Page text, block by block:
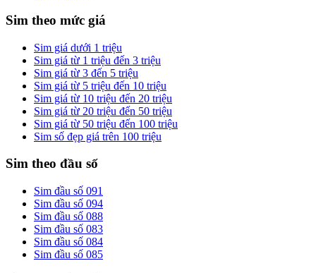
Sim theo mức giá
Sim giá dưới 1 triệu
Sim giá từ 1 triệu đến 3 triệu
Sim giá từ 3 đến 5 triệu
Sim giá từ 5 triệu đến 10 triệu
Sim giá từ 10 triệu đến 20 triệu
Sim giá từ 20 triệu đến 50 triệu
Sim giá từ 50 triệu đến 100 triệu
Sim số đẹp giá trên 100 triệu
Sim theo đầu số
Sim đầu số 091
Sim đầu số 094
Sim đầu số 088
Sim đầu số 083
Sim đầu số 084
Sim đầu số 085